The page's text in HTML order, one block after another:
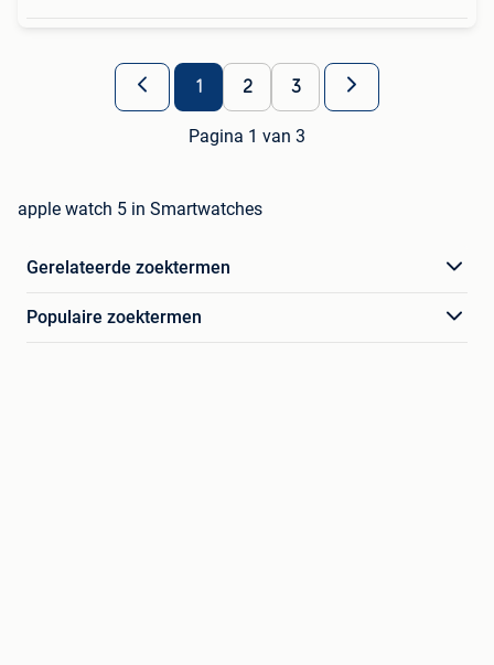
1 2 3
Pagina 1 van 3
apple watch 5 in Smartwatches
Gerelateerde zoektermen
Populaire zoektermen